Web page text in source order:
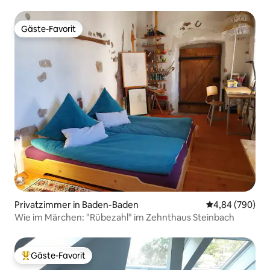
Gäste-Favorit
Gäste-Favorit
Privatzimmer in Baden-Baden
4,84 (790)
Wie im Märchen: "Rübezahl" im Zehnthaus Steinbach
Beliebter Gäste-Favorit.
Gäste-Favorit